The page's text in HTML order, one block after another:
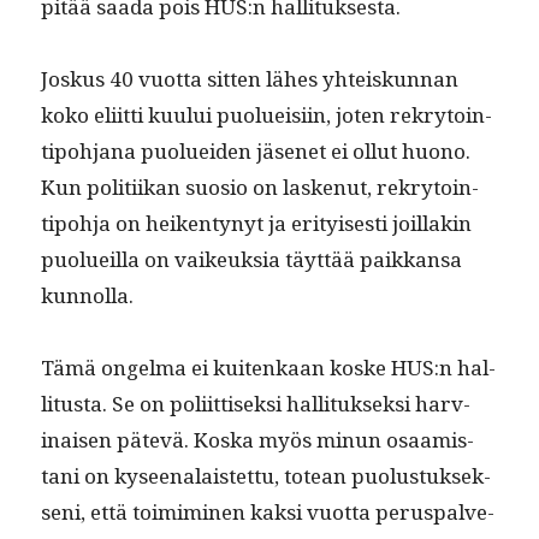
pitää saa­da pois HUS:n hallituksesta.
Joskus 40 vuot­ta sit­ten läh­es yhteiskun­nan
koko eli­it­ti kuu­lui puolueisi­in, joten rekry­toin­
tipo­h­jana puoluei­den jäsenet ei ollut huono.
Kun poli­ti­ikan suo­sio on laskenut, rekry­toin­
tipo­h­ja on heiken­tynyt ja eri­tyis­es­ti joil­lakin
puolueil­la on vaikeuk­sia täyt­tää paikkansa
kunnolla.
Tämä ongel­ma ei kuitenkaan koske HUS:n hal­
li­tus­ta. Se on poli­it­tisek­si hal­li­tuk­sek­si harv­
inaisen pätevä. Kos­ka myös min­un osaamis­
tani on kyseenalais­tet­tu, totean puo­lus­tuk­sek­
seni, että toim­imi­nen kak­si vuot­ta perus­palve­